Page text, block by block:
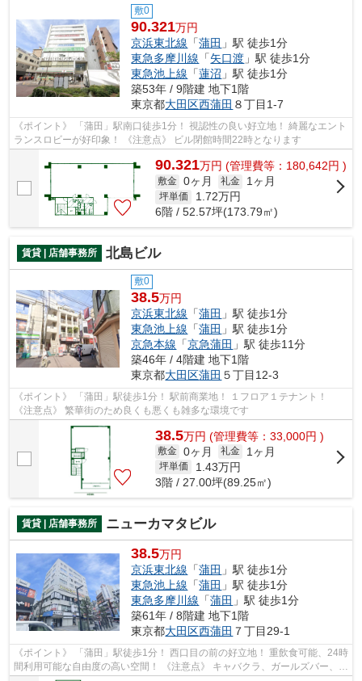
敷0
90.321万円
京浜東北線 「蒲田 」駅 徒歩1分
東急多摩川線 「矢口渡 」駅 徒歩1分
東急池上線 「蓮沼 」駅 徒歩1分
築53年 / 9階建 地下1階
東京都大田区西蒲田 ８丁目1-7
《ポイント》 「蒲田」駅南口徒歩1分！ 視認性の良い好立地！ 綺麗なエント
ランスロビーが好印象！ 《注意点》 ビル閉館時間22時となります
90.321万円 (管理費等：180,642円 )
敷金 0ヶ月 礼金 1ヶ月
坪単価 1.72万円
6階 / 52.57坪(173.79㎡)
賃貸 | 店舗事務所 北島ビル
敷0
38.5万円
京浜東北線 「蒲田 」駅 徒歩1分
東急池上線 「蒲田 」駅 徒歩1分
京急本線 「京急蒲田 」駅 徒歩11分
築46年 / 4階建 地下1階
東京都大田区蒲田 ５丁目12-3
《ポイント》 「蒲田」駅徒歩1分！ 駅前商業地！ １フロア１テナント！
《注意点》 繁華街のため良くも悪くも雑多な環境です
38.5万円 (管理費等：33,000円 )
敷金 0ヶ月 礼金 1ヶ月
坪単価 1.43万円
3階 / 27.00坪(89.25㎡)
賃貸 | 店舗事務所 ニューカマタビル
38.5万円
京浜東北線 「蒲田 」駅 徒歩1分
東急池上線 「蒲田 」駅 徒歩1分
東急多摩川線 「蒲田 」駅 徒歩1分
築61年 / 8階建 地下1階
東京都大田区西蒲田 ７丁目29-1
《ポイント》 「蒲田」駅徒歩1分！ 西口目の前の好立地！ 重飲食可能、24時
間利用可能な自由度の高い空間！ 《注意点》 キャバクラ、ガールズバー、性